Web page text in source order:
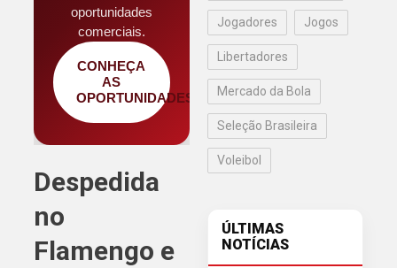
oportunidades
comerciais.
CONHEÇA
AS
OPORTUNIDADES
Despedida
no
Flamengo e
Jogadores Jogos
Libertadores
Mercado da Bola
Seleção Brasileira
Voleibol
ÚLTIMAS
NOTÍCIAS